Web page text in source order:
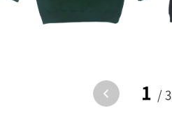
1 / 3